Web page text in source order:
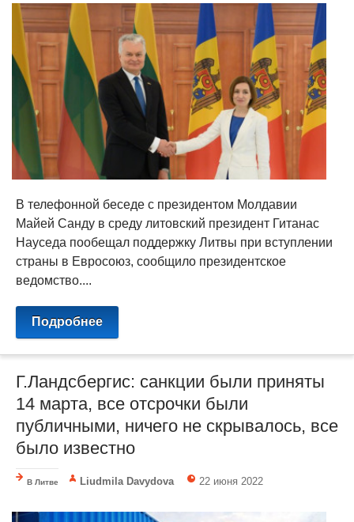
В телефонной беседе с президентом Молдавии
Майей Санду в среду литовский президент Гитанас
Науседа пообещал поддержку Литвы при вступлении
страны в Евросоюз, сообщило президентское
ведомство....
Подробнее
Г.Ландсбергис: санкции были приняты
14 марта, все отсрочки были
публичными, ничего не скрывалось, все
было известно
В Литве Liudmila Davydova 22 июня 2022